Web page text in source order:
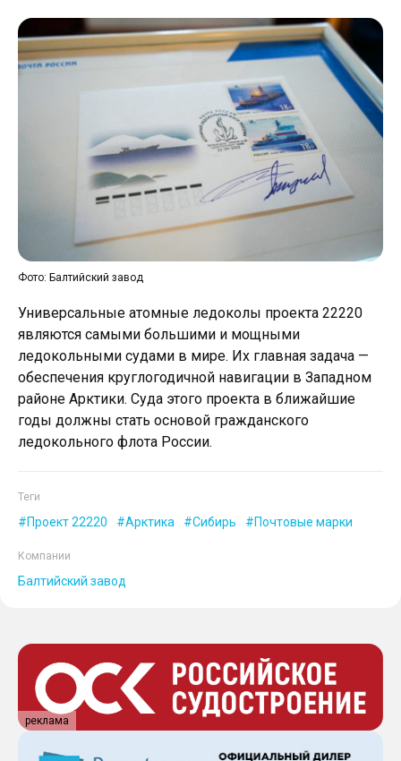
Фото: Балтийский завод
Универсальные атомные ледоколы проекта 22220
являются самыми большими и мощными
ледокольными судами в мире. Их главная задача —
обеспечения круглогодичной навигации в Западном
районе Арктики. Суда этого проекта в ближайшие
годы должны стать основой гражданского
ледокольного флота России.
Теги
Проект 22220 Арктика Сибирь Почтовые марки
Компании
Балтийский завод
реклама